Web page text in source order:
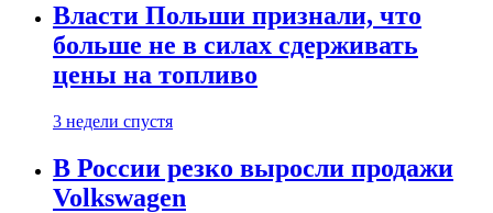
Власти Польши признали, что
больше не в силах сдерживать
цены на топливо
3 недели спустя
В России резко выросли продажи
Volkswagen